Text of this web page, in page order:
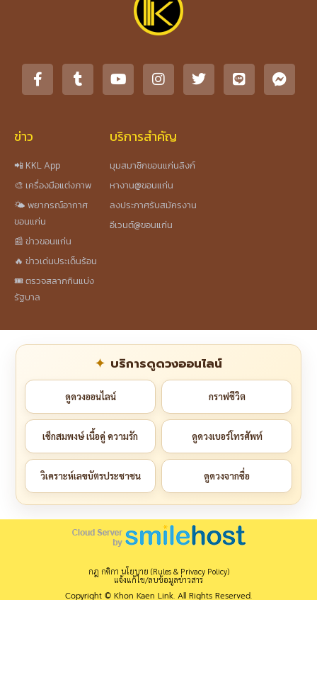
ข่าว
📲 KKL App
🎨 เครื่องมือแต่งภาพ
🌤️ พยากรณ์อากาศ
ขอนแก่น
📰 ข่าวขอนแก่น
🔥 ข่าวเด่นประเด็นร้อน
🎟️ ตรวจสลากกินแบ่ง
รัฐบาล
บริการสำคัญ
มุมสมาชิกขอนแก่นลิงก์
หางาน@ขอนแก่น
ลงประกาศรับสมัครงาน
อีเวนต์@ขอนแก่น
บริการดูดวงออนไลน์
ดูดวงออนไลน์ กราฟชีวิต
เช็กสมพงษ์ เนื้อคู่ ความรัก ดูดวงเบอร์โทรศัพท์
วิเคราะห์เลขบัตรประชาชน ดูดวงจากชื่อ
กฎ กติกา นโยบาย (Rules & Privacy Policy)
แจ้งแก้ไข/ลบข้อมูลข่าวสาร
Copyright © Khon Kaen Link. All Rights Reserved.